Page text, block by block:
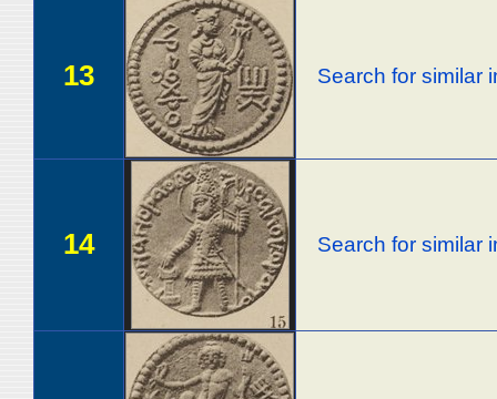
13 Search for similar
14 Search for similar